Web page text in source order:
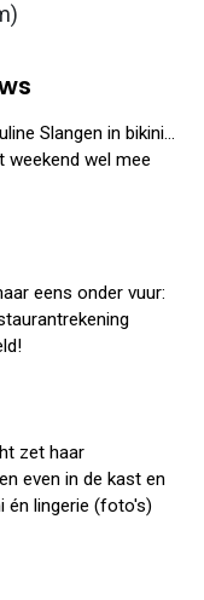
Slangen in bikini...
weekend wel mee
eens onder vuur:
zet haar
even in de kast en
én lingerie (foto's)